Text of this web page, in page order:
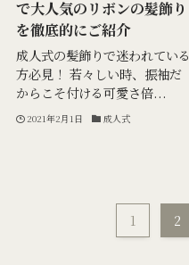
で大人気のリボンの髪飾り
を徹底的にご紹介
成人式の髪飾りで迷われている
方必見！ 若々しい時、振袖だ
からこそ付ける可愛さ倍...
2021年2月1日 成人式
1 2